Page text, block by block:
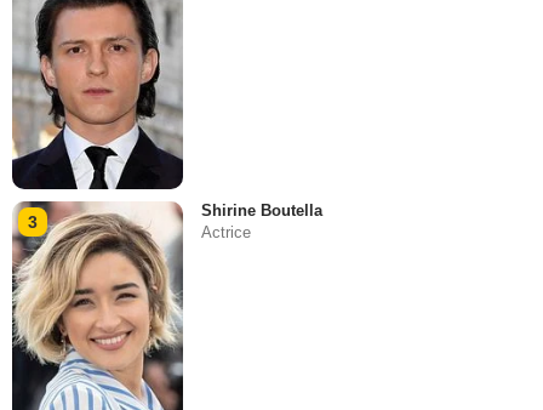
3
Shirine Boutella
Actrice